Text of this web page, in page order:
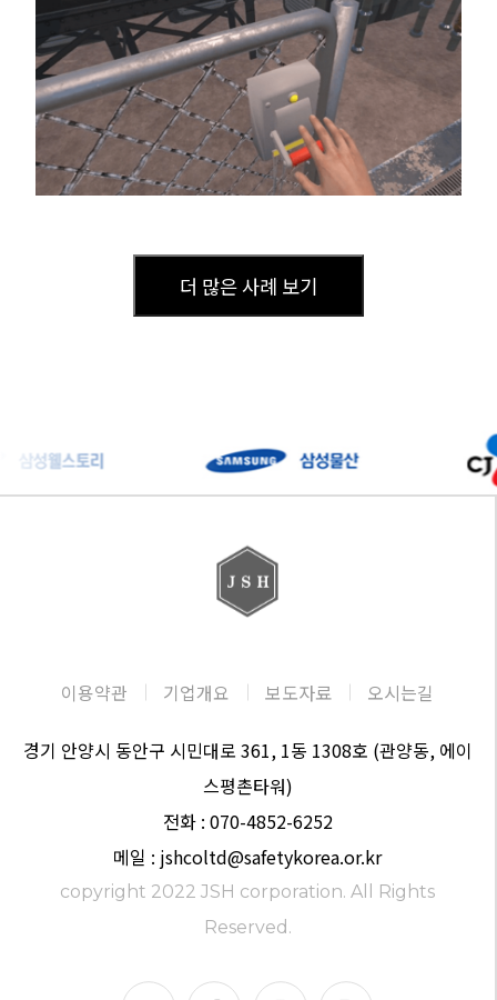
더 많은 사례 보기
이용약관 기업개요 보도자료 오시는길
경기 안양시 동안구 시민대로 361, 1동 1308호 (관양동, 에이
스평촌타워)
전화 : 070-4852-6252
메일 : jshcoltd@safetykorea.or.kr
copyright 2022 JSH corporation. All Rights
Reserved.